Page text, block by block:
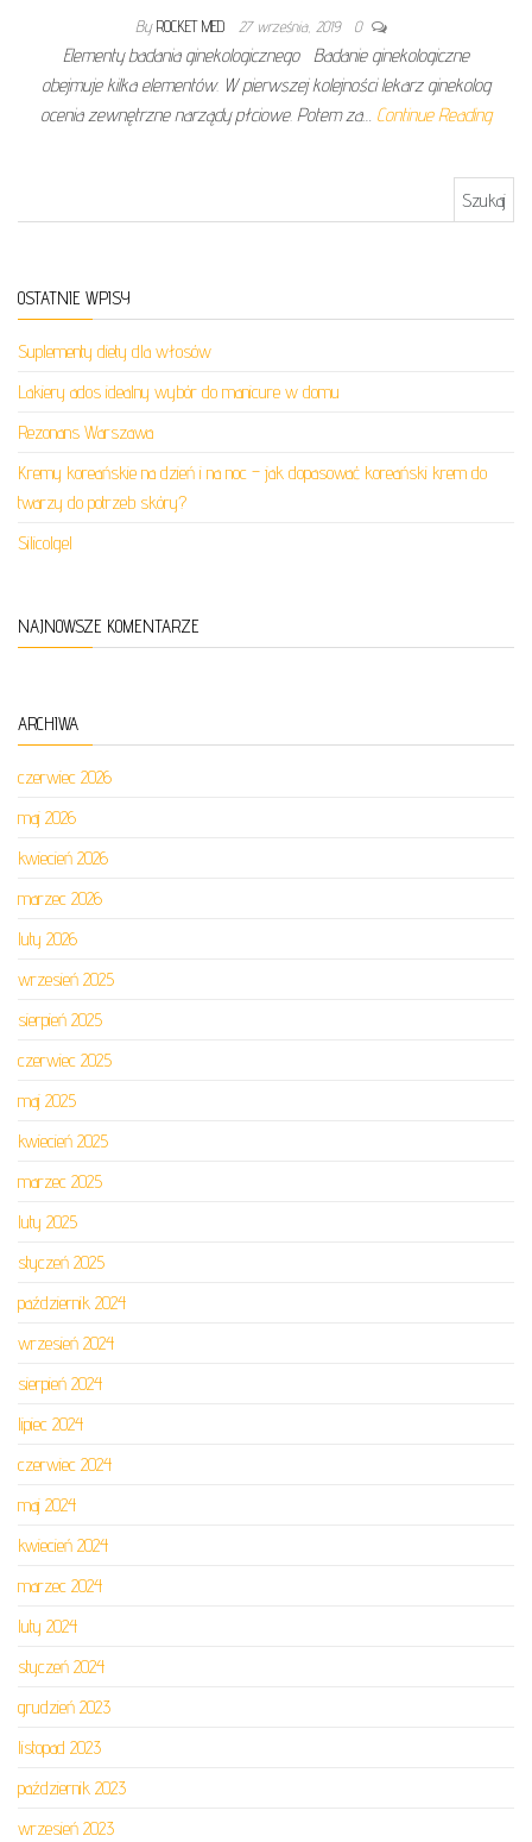
By ROCKET MED 27 września, 2019 0
Elementy badania ginekologicznego Badanie ginekologiczne
obejmuje kilka elementów. W pierwszej kolejności lekarz ginekolog
ocenia zewnętrzne narządy płciowe. Potem za… Continue Reading
OSTATNIE WPISY
Suplementy diety dla włosów
Lakiery ados idealny wybór do manicure w domu
Rezonans Warszawa
Kremy koreańskie na dzień i na noc – jak dopasować koreański krem do
twarzy do potrzeb skóry?
Silicolgel
NAJNOWSZE KOMENTARZE
ARCHIWA
czerwiec 2026
maj 2026
kwiecień 2026
marzec 2026
luty 2026
wrzesień 2025
sierpień 2025
czerwiec 2025
maj 2025
kwiecień 2025
marzec 2025
luty 2025
styczeń 2025
październik 2024
wrzesień 2024
sierpień 2024
lipiec 2024
czerwiec 2024
maj 2024
kwiecień 2024
marzec 2024
luty 2024
styczeń 2024
grudzień 2023
listopad 2023
październik 2023
wrzesień 2023